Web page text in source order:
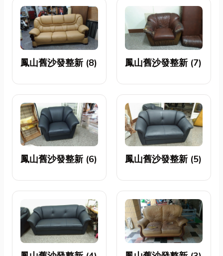
鳳山舊沙發整新 (8) 鳳山舊沙發整新 (7)
鳳山舊沙發整新 (6) 鳳山舊沙發整新 (5)